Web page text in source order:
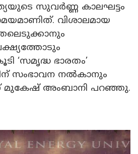
സുവർണ്ണ കാലഘട്ടം
വിശാലമായ
‘സമൃദ്ധ ഭാരതം’
സംഭാവന നൽകാനും
മുകേഷ് അംബാനി പറഞ്ഞു.